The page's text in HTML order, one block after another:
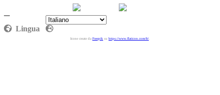
Politica sulla riservatezza
Lingua
Icone create da Freepik su https://www.flaticon.com/fr/.